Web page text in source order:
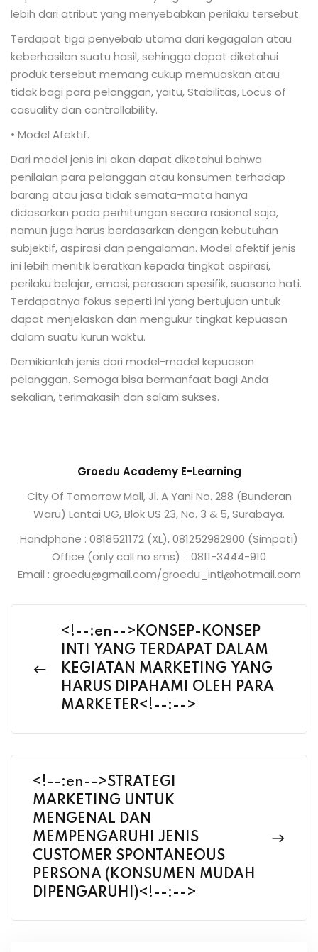
lebih dari atribut yang menyebabkan perilaku tersebut.
Terdapat tiga penyebab utama dari kegagalan atau
keberhasilan suatu hasil, sehingga dapat diketahui
produk tersebut memang cukup memuaskan atau
tidak bagi para pelanggan, yaitu, Stabilitas, Locus of
casuality dan controllability.
• Model Afektif.
Dari model jenis ini akan dapat diketahui bahwa
penilaian para pelanggan atau konsumen terhadap
barang atau jasa tidak semata-mata hanya
didasarkan pada perhitungan secara rasional saja,
namun juga harus berdasarkan dengan kebutuhan
subjektif, aspirasi dan pengalaman. Model afektif jenis
ini lebih menitik beratkan kepada tingkat aspirasi,
perilaku belajar, emosi, perasaan spesifik, suasana hati.
Terdapatnya fokus seperti ini yang bertujuan untuk
dapat menjelaskan dan mengukur tingkat kepuasan
dalam suatu kurun waktu.
Demikianlah jenis dari model-model kepuasan
pelanggan. Semoga bisa bermanfaat bagi Anda
sekalian, terimakasih dan salam sukses.
Groedu Academy E-Learning
City Of Tomorrow Mall, Jl. A Yani No. 288 (Bunderan
Waru) Lantai UG, Blok US 23, No. 3 & 5, Surabaya.
Handphone : 0818521172 (XL), 081252982900 (Simpati)
Office (only call no sms) : 0811-3444-910
Email : groedu@gmail.com/groedu_inti@hotmail.com
<!--:en-->KONSEP-KONSEP
INTI YANG TERDAPAT DALAM
KEGIATAN MARKETING YANG
HARUS DIPAHAMI OLEH PARA
MARKETER<!--:-->
<!--:en-->STRATEGI
MARKETING UNTUK
MENGENAL DAN
MEMPENGARUHI JENIS
CUSTOMER SPONTANEOUS
PERSONA (KONSUMEN MUDAH
DIPENGARUHI)<!--:-->